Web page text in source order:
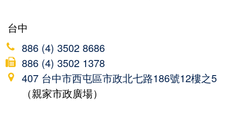
台中
886 (4) 3502 8686
886 (4) 3502 1378
407 台中市西屯區市政北七路186號12樓之5
（親家市政廣場）